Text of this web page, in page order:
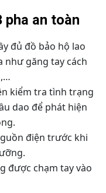
pha an toàn
đủ đồ bảo hộ lao
như găng tay cách
kiểm tra tình trạng
dao để phát hiện
điện trước khi
được chạm tay vào